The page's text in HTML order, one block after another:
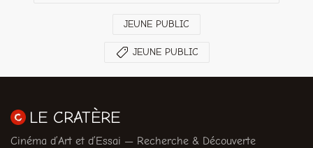
JEUNE PUBLIC
JEUNE PUBLIC
LE CRATÈRE
Cinéma d’Art et d’Essai — Recherche & Découverte